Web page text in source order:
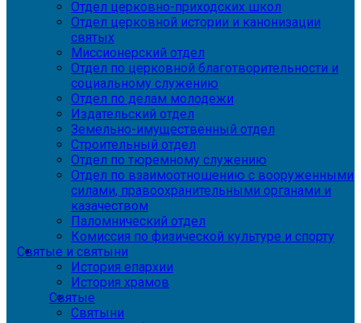
Отдел церковно-приходских школ
Отдел церковной истории и канонизации
святых
Миссионерский отдел
Отдел по церковной благотворительности и
социальному служению
Отдел по делам молодежи
Издательский отдел
Земельно-имущественный отдел
Строительный отдел
Отдел по тюремному служению
Отдел по взаимоотношению с вооруженными
силами, правоохранительными органами и
казачеством
Паломнический отдел
Комиссия по физической культуре и спорту
Святые и святыни
История епархии
История храмов
Святые
Святыни